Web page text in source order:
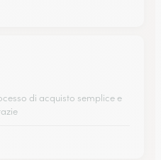
di acquisto semplice e